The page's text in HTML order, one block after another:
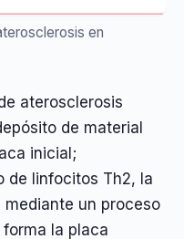
en
aterosclerosis
de material
inicial;
de linfocitos Th2, la
un proceso
la placa